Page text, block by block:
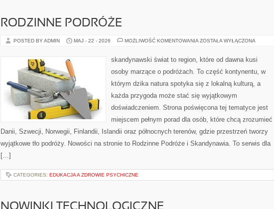
RODZINNE PODRÓŻE
POSTED BY ADMIN MAJ - 22 - 2026 MOŻLIWOŚĆ KOMENTOWANIA RODZINNE
ZOSTAŁA WYŁĄCZONA
skandynawski świat to region, które od dawna kusi
osoby marzące o podróżach. To część kontynentu, w
którym dzika natura spotyka się z lokalną kulturą, a
każda przygoda może stać się wyjątkowym
doświadczeniem. Strona poświęcona tej tematyce jest
miejscem pełnym porad dla osób, które chcą zrozumieć
Danii, Szwecji, Norwegii, Finlandii, Islandii oraz północnych terenów, gdzie przestrzeń tworzy
wyjątkowe tło podróży. Nowości na stronie to Rodzinne Podróże i Skandynawia. To serwis dla
[…]
CATEGORIES: EDUKACJA A ZDROWIE PSYCHICZNE